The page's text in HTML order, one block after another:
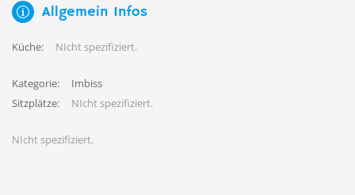
Allgemein Infos
Küche: NIcht spezifiziert.
Kategorie:
Imbiss
Sitzplätze:
NIcht spezifiziert.
NIcht spezifiziert.